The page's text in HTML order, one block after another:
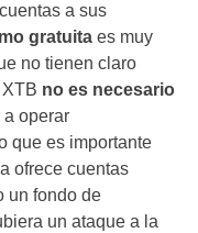
a sus
gratuita es muy
no tienen claro
no es necesario
a operar
que es importante
ofrece cuentas
un fondo de
un ataque a la